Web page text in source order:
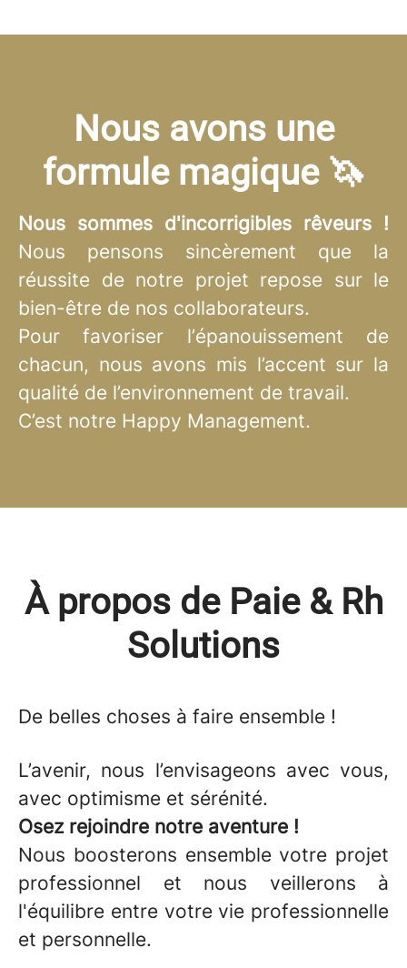
Nous avons une
formule magique 🦄
Nous sommes d'incorrigibles rêveurs !
Nous pensons sincèrement que la
réussite de notre projet repose sur le
bien-être de nos collaborateurs.
Pour favoriser l’épanouissement de
chacun, nous avons mis l’accent sur la
qualité de l’environnement de travail.
C’est notre Happy Management.
À propos de Paie & Rh
Solutions
De belles choses à faire ensemble !
L’avenir, nous l’envisageons avec vous,
avec optimisme et sérénité.
Osez rejoindre notre aventure !
Nous boosterons ensemble votre projet
professionnel et nous veillerons à
l'équilibre entre votre vie professionnelle
et personnelle.